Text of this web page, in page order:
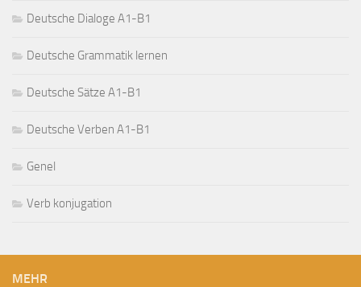
Deutsche Dialoge A1-B1
Deutsche Grammatik lernen
Deutsche Sätze A1-B1
Deutsche Verben A1-B1
Genel
Verb konjugation
MEHR